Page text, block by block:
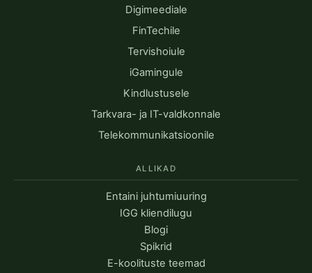
Digimeediale
FinTechile
Tervishoiule
iGamingule
Kindlustusele
Tarkvara- ja IT-valdkonnale
Telekommunikatsioonile
ALLIKAD
Entaini juhtumiuuring
IGG kliendilugu
Blogi
Spikrid
E-koolituste teemad